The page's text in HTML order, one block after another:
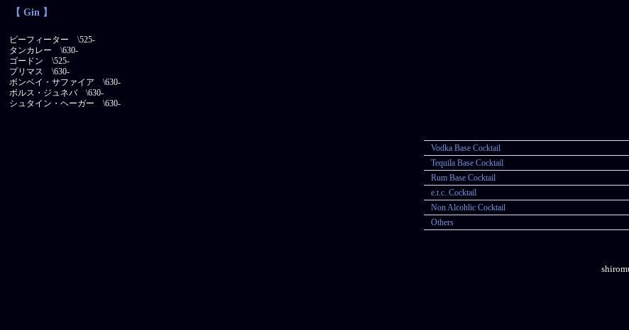
【 Gin 】
ビーフィーター \525-
タンカレー \630-
ゴードン \525-
プリマス \630-
ボンベイ・サファイア \630-
ボルス・ジュネバ \630-
シュタイン・ヘーガー \630-
Vodka Base Cocktail
Tequila Base Cocktail
Rum Base Cocktail
e.t.c. Cocktail
Non Alcohlic Cocktail
Others